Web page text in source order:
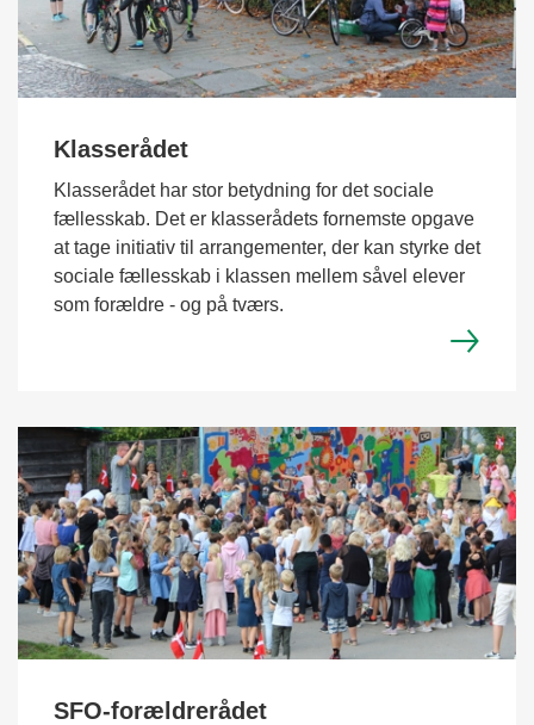
Klasserådet
Klasserådet har stor betydning for det sociale
fællesskab. Det er klasserådets fornemste opgave
at tage initiativ til arrangementer, der kan styrke det
sociale fællesskab i klassen mellem såvel elever
som forældre - og på tværs.
SFO-forældrerådet